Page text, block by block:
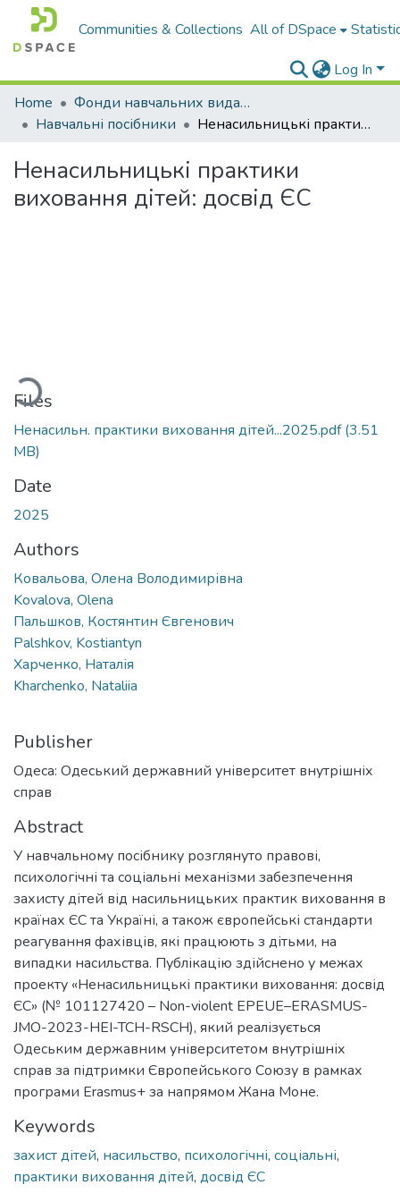
Communities & Collections All of DSpace
Log In
Home
Фонди навчальних видань
Навчальні посібники
Ненасильницькі практики виховання дітей: досвід ЄС
Ненасильницькі практики
виховання дітей: досвід ЄС
Files
Ненасильн. практики виховання дітей...2025.pdf(3.51
MB)
Date
2025
Authors
Ковальова, Олена Володимирівна
Kovalova, Olena
Пальшков, Костянтин Євгенович
Palshkov, Kostiantyn
Харченко, Наталія
Kharchenko, Nataliia
Publisher
Одеса: Одеський державний університет внутрішніх
справ
Abstract
У навчальному посібнику розглянуто правові,
психологічні та соціальні механізми забезпечення
захисту дітей від насильницьких практик виховання в
країнах ЄС та Україні, а також європейські стандарти
реагування фахівців, які працюють з дітьми, на
випадки насильства. Публікацію здійснено у межах
проекту «Ненасильницькі практики виховання: досвід
ЄС» (№ 101127420 – Non-violent EPEUE–ERASMUS-
JMO-2023-HEI-TCH-RSCH), який реалізується
Одеським державним університетом внутрішніх
справ за підтримки Європейського Союзу в рамках
програми Erasmus+ за напрямом Жана Моне.
Keywords
захист дітей, насильство, психологічні, соціальні,
практики виховання дітей, досвід ЄС